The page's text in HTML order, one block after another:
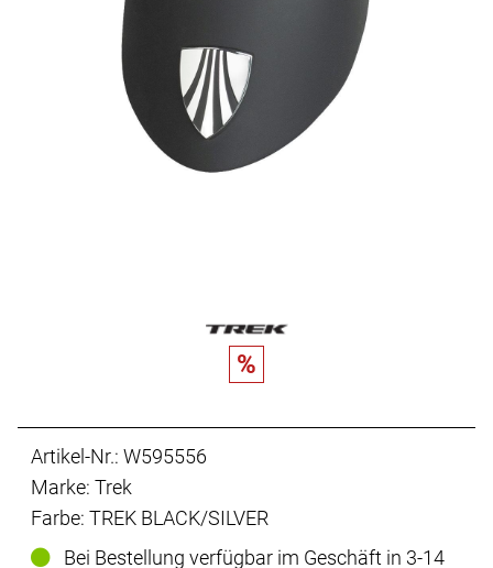
%
Artikel-Nr.: W595556
Marke: Trek
Farbe: TREK BLACK/SILVER
Bei Bestellung verfügbar im Geschäft in 3-14